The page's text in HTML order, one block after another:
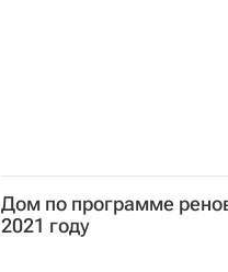
Дом по программе
2021 году